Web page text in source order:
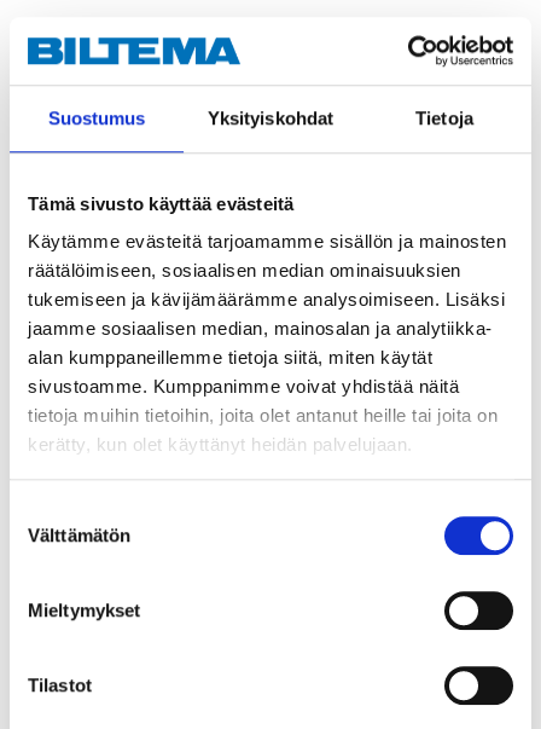
Suostumus Yksityiskohdat Tietoja
Tämä sivusto käyttää evästeitä
Käytämme evästeitä tarjoamamme sisällön ja mainosten
räätälöimiseen, sosiaalisen median ominaisuuksien
tukemiseen ja kävijämäärämme analysoimiseen. Lisäksi
jaamme sosiaalisen median, mainosalan ja analytiikka-
alan kumppaneillemme tietoja siitä, miten käytät
sivustoamme. Kumppanimme voivat yhdistää näitä
tietoja muihin tietoihin, joita olet antanut heille tai joita on
kerätty, kun olet käyttänyt heidän palvelujaan.
valinta
Välttämätön
Mieltymykset
Tilastot
455
Gasnivåindikator,
klisterdekal
37-346
Finns i lager i 25varuhus
Säljs ej online
1695
Lås för kulkoppling
37-194
Finns i lager i 25 varuhus
Säljs ej online